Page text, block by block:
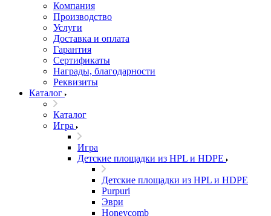
Компания
Производство
Услуги
Доставка и оплата
Гарантия
Сертификаты
Награды, благодарности
Реквизиты
Каталог
Каталог
Игра
Игра
Детские площадки из HPL и HDPE
Детские площадки из HPL и HDPE
Purpuri
Эври
Honeycomb